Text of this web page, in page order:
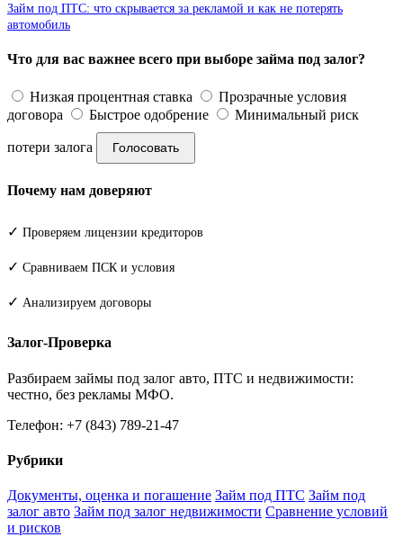
Займ под ПТС: что скрывается за рекламой и как не потерять
автомобиль
Что для вас важнее всего при выборе займа под залог?
Низкая процентная ставка
Прозрачные условия
договора
Быстрое одобрение Минимальный риск
потери залога Голосовать
Почему нам доверяют
✓ Проверяем лицензии кредиторов
✓ Сравниваем ПСК и условия
✓ Анализируем договоры
Залог-Проверка
Разбираем займы под залог авто, ПТС и недвижимости:
честно, без рекламы МФО.
Телефон: +7 (843) 789-21-47
Рубрики
Документы, оценка и погашение Займ под ПТС Займ под
залог авто Займ под залог недвижимости Сравнение условий
и рисков